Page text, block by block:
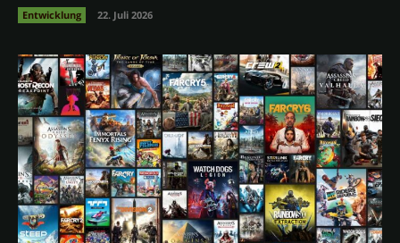
Entwicklung 22. Juli 2026